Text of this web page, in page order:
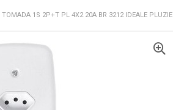
TOMADA 1S 2P+T PL 4X2 20A BR 3212 IDEALE PLUZIE